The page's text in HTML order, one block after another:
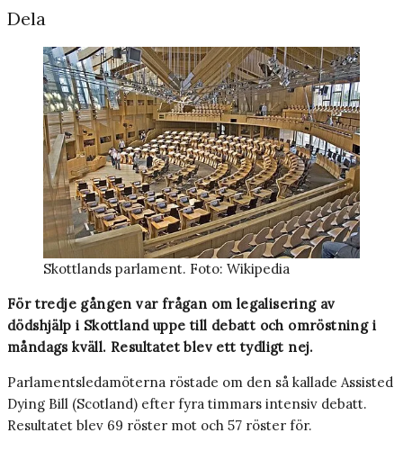
Dela
Skottlands parlament. Foto: Wikipedia
För tredje gången var frågan om legalisering av
dödshjälpi Skottland uppe till debatt och omröstning i
måndags kväll. Resultatet blev ett tydligt nej.
Parlamentsledamöterna röstade om den så kallade Assisted
Dying Bill (Scotland) efter fyra timmars intensiv debatt.
Resultatet blev 69 röster mot och 57 röster för.